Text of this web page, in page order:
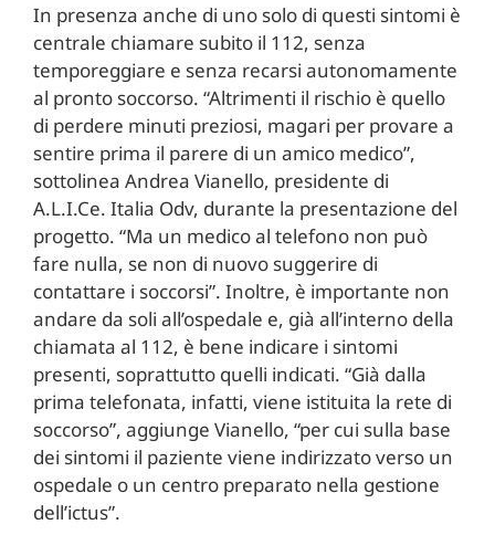
In presenza anche di uno solo di questi sintomi è
centrale chiamare subito il 112, senza
temporeggiare e senza recarsi autonomamente
al pronto soccorso. “Altrimenti il rischio è quello
di perdere minuti preziosi, magari per provare a
sentire prima il parere di un amico medico”,
sottolinea Andrea Vianello, presidente di
A.L.I.Ce. Italia Odv, durante la presentazione del
progetto. “Ma un medico al telefono non può
fare nulla, se non di nuovo suggerire di
contattare i soccorsi”. Inoltre, è importante non
andare da soli all’ospedale e, già all’interno della
chiamata al 112, è bene indicare i sintomi
presenti, soprattutto quelli indicati. “Già dalla
prima telefonata, infatti, viene istituita la rete di
soccorso”, aggiunge Vianello, “per cui sulla base
dei sintomi il paziente viene indirizzato verso un
ospedale o un centro preparato nella gestione
dell’ictus”.